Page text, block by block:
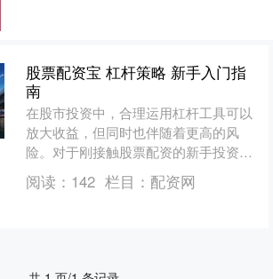
股票配资宝 杠杆策略 新手入门指
南
在股市投资中，合理运用杠杆工具可以
放大收益，但同时也伴随着更高的风
险。对于刚接触股票配资的新手投资者
来说，掌握正确的杠杆策略至关重要。
本文将为新手提供一份实用的....
阅读： 142 栏目： 配资网